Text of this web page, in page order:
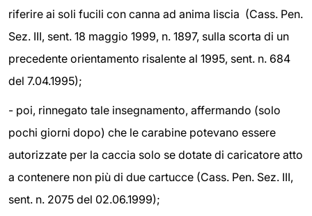
riferire ai soli fucili con canna ad anima liscia (Cass. Pen.
Sez. III, sent. 18 maggio 1999, n. 1897, sulla scorta di un
precedente orientamento risalente al 1995, sent. n. 684
del 7.04.1995);
- poi, rinnegato tale insegnamento, affermando (solo
pochi giorni dopo) che le carabine potevano essere
autorizzate per la caccia solo se dotate di caricatore atto
a contenere non più di due cartucce (Cass. Pen. Sez. III,
sent. n. 2075 del 02.06.1999);